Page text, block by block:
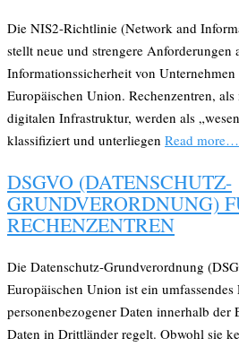
Die NIS2-Richtlinie (Network and
stellt neue und strengere Anforderungen
Informationssicherheit von
Europäischen Union. Rechenzentren,
digitalen Infrastruktur, werden als
klassifiziert und unterliegen Read more…
DSGVO (DATENSCHUTZ-
GRUNDVERORDNUNG)
RECHENZENTREN
Die Datenschutz-Grundverordnung
Europäischen Union ist ein
personenbezogener Daten innerhalb der
Daten in Drittländer regelt. Obwohl sie